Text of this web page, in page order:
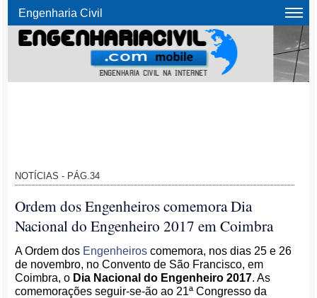
Engenharia Civil
NOTÍCIAS - PÁG.34
Ordem dos Engenheiros comemora Dia
Nacional do Engenheiro 2017 em Coimbra
A Ordem dos Engenheiros comemora, nos dias 25 e 26
de novembro, no Convento de São Francisco, em
Coimbra, o Dia Nacional do Engenheiro 2017. As
comemorações seguir-se-ão ao 21ª Congresso da